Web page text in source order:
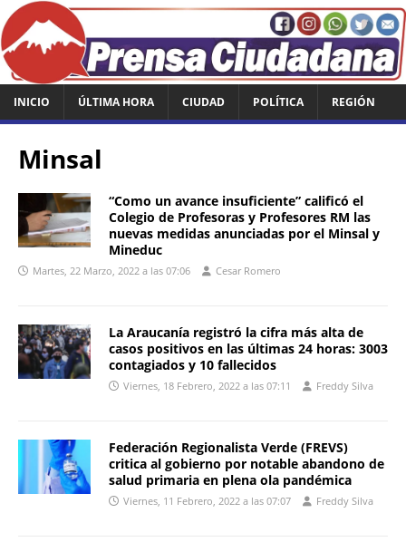
INICIO ÚLTIMA HORA CIUDAD POLÍTICA REGIÓN
Minsal
“Como un avance insuficiente” calificó el
Colegio de Profesoras y Profesores RM las
nuevas medidas anunciadas por el Minsal y
Mineduc
Martes, 22 Marzo, 2022 a las 07:06 Cesar Romero
La Araucanía registró la cifra más alta de
casos positivos en las últimas 24 horas: 3003
contagiados y 10 fallecidos
Viernes, 18 Febrero, 2022 a las 07:11 Freddy Silva
Federación Regionalista Verde (FREVS)
critica al gobierno por notable abandono de
salud primaria en plena ola pandémica
Viernes, 11 Febrero, 2022 a las 07:07 Freddy Silva